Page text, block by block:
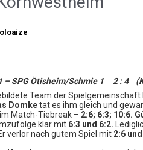
1 – SPG Ötisheim/Schmie 1 2 : 4
Team der Spielgemeinschaft
Domketat es ihm gleich und
Match-Tiebreak – 2:6; 6:3; 10:6.
klar mit 6:3 und 6:2.
verlor nach gutem Spiel mit 2:6